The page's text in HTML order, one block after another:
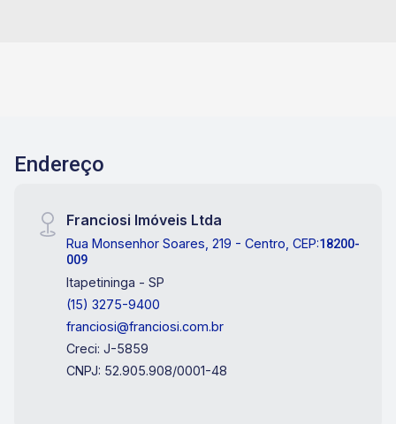
Endereço
Franciosi Imóveis Ltda
Rua Monsenhor Soares, 219 - Centro, CEP:18200-
009
Itapetininga - SP
(15) 3275-9400
franciosi@franciosi.com.br
Creci: J-5859
CNPJ: 52.905.908/0001-48